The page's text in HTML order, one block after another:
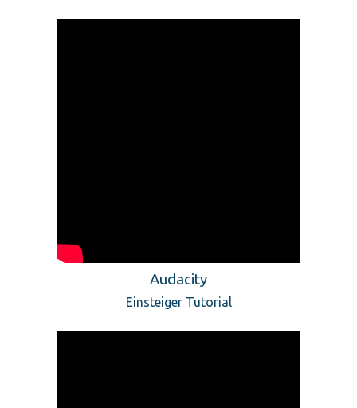
Audacity
Einsteiger Tutorial